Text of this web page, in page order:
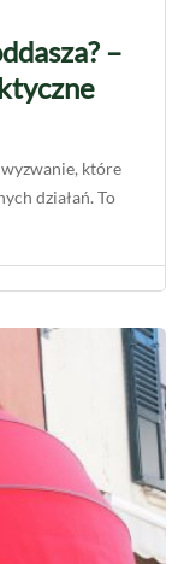
–
które
działań. To